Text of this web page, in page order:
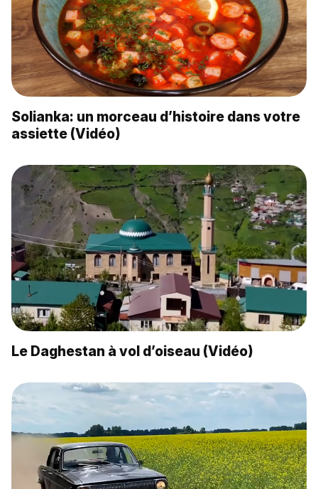
Solianka: un morceau d’histoire dans votre
assiette (Vidéo)
Le Daghestan à vol d’oiseau (Vidéo)